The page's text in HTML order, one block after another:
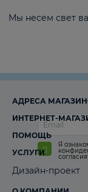
Мы несем свет
Я
АДРЕСА
ИНТЕРНЕТ-
ПОМОЩЬ
УСЛУГИ
Дизайн-проект